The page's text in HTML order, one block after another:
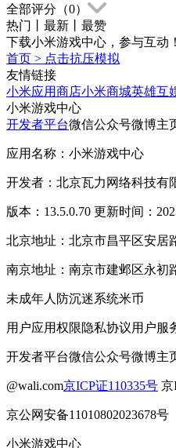
全部评分（0）
热门
最新
最赞
下载小米游戏中心，参与互动！
首页 > 点击抗压模拟
友情链接
小米应用商店小米商城英雄互
小米游戏中心
开发者平台微信公众号微博主
应用名称：小米游戏中心
开发者：北京瓦力网络科技有
版本：13.5.0.70 更新时间：
北京地址：北京市昌平区安居
南京地址：南京市建邺区永初
未成年人防沉迷系统米币
用户应用权限隐私协议用户服
开发者平台微信公众号微博主
@wali.com京ICP证110335号 京
京公网安备11010802023678号
小米游戏中心